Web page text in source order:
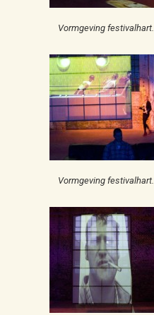
Vormgeving festivalhart.
Vormgeving festivalhart.